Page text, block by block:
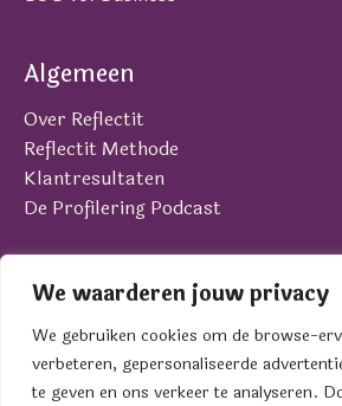
We waarderen jouw privacy
We gebruiken cookies om de browse-
verbeteren, gepersonaliseerde
te geven en ons verkeer te analyseren.
Algemeen
Over Reflectit
Reflectit Methode
Klantresultaten
De Profilering Podcast
Contact
Laan van Brabant 22
4701 BK Roosendaal
contact@reflectit.nl